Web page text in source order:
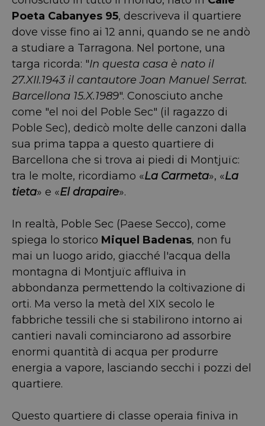
Poeta Cabanyes 95, descriveva il quartiere
dove visse fino ai 12 anni, quando se ne andò
a studiare a Tarragona. Nel portone, una
targa ricorda: "In questa casa è nato il
27.XII.1943 il cantautore Joan Manuel Serrat.
Barcellona 15.X.1989". Conosciuto anche
come "el noi del Poble Sec" (il ragazzo di
Poble Sec), dedicò molte delle canzoni dalla
sua prima tappa a questo quartiere di
Barcellona che si trova ai piedi di Montjuïc:
tra le molte, ricordiamo «La Carmeta», «La
tieta» e «El drapaire».
In realtà, Poble Sec (Paese Secco), come
spiega lo storico Miquel Badenas, non fu
mai un luogo arido, giacché l'acqua della
montagna di Montjuïc affluiva in
abbondanza permettendo la coltivazione di
orti. Ma verso la metà del XIX secolo le
fabbriche tessili che si stabilirono intorno ai
cantieri navali cominciarono ad assorbire
enormi quantità di acqua per produrre
energia a vapore, lasciando secchi i pozzi del
quartiere.
Questo quartiere di classe operaia finiva in